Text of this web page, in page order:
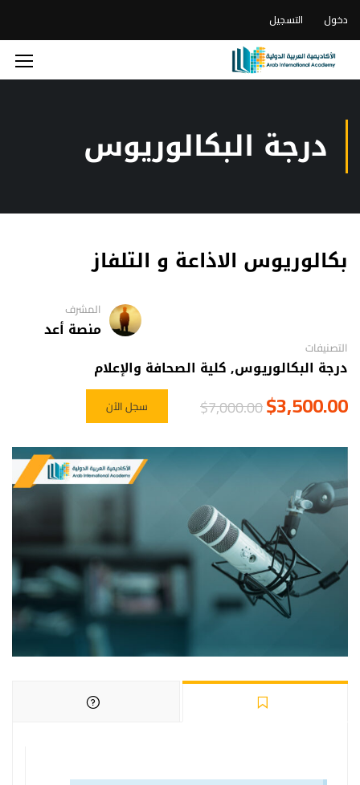
دخول التسجيل
درجة البكالوريوس
بكالوريوس الاذاعة و التلفاز
المشرف
منصة أعد
التصنيفات
درجة البكالوريوس,كلية الصحافة والإعلام
$7,000.00$3,500.00 سجل الآن